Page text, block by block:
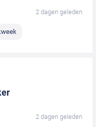
2 dagen geleden
2 dagen geleden